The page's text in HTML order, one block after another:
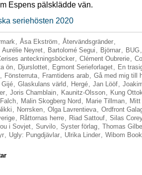
Espens pälsklädde vän.
seriehösten 2020
, Åsa Ekström , Återvändsgränder,
Aurélie Neyret, Bartolomé Segui , Björnar, BUG
anteckningsböcker, Clément Oubrerie,
ön, Djurslottet, Egmont Serieforlaget, En
, Fönsterruta, Framtidens arab, Gå med mig till
Gijé, Glaskulans värld , Hergé, Jan Lööf,
, Joris Chamblain, Kaunitz-Olsson, Kung
, Malin Skogberg Nord , Marie Tillman,
, Norrsken, Olga Lavrentieva, Ordfront
, Råttornas herre, Riad Sattouf, Silas
i Sovjet, Survilo, Syster förlag, Thomas
, Ugly: Pungdjävlar, Ulrika Linder, Wibom